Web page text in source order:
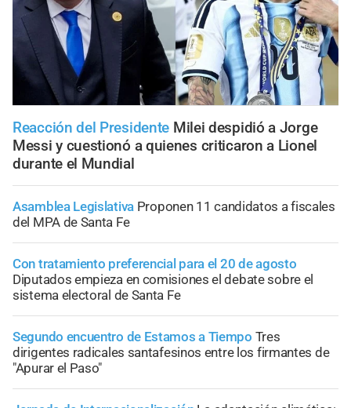
Reacción del Presidente Milei despidió a Jorge
Messi y cuestionó a quienes criticaron a Lionel
durante el Mundial
Asamblea Legislativa Proponen 11 candidatos a fiscales
del MPA de Santa Fe
Con tratamiento preferencial para el 20 de agosto
Diputados empieza en comisiones el debate sobre el
sistema electoral de Santa Fe
Segundo encuentro de Estamos a Tiempo Tres
dirigentes radicales santafesinos entre los firmantes de
"Apurar el Paso"